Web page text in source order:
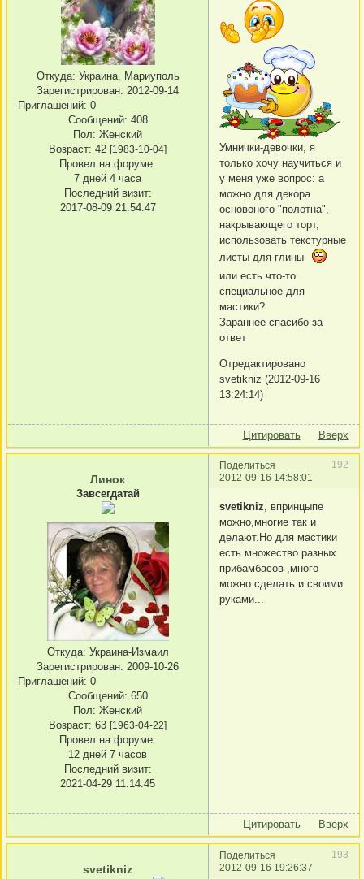
Откуда: Украина, Мариуполь
Зарегистрирован: 2012-09-14
Приглашений: 0
Сообщений: 408
Пол: Женский
Возраст: 42 [1983-10-04]
Провел на форуме:
7 дней 4 часа
Последний визит:
2017-08-09 21:54:47
Умнички-девочки, я
только хочу научиться и
у меня уже вопрос: а
можно для декора
основоного "полотна",
накрывающего торт,
использовать текстурные
листы для глины
или есть что-то
специальное для
мастики?
Зараннее спасибо за
ответ
Отредактировано
svetikniz (2012-09-16
13:24:14)
Цитировать Вверх
Поделиться
192
2012-09-16 14:58:01
Линок
Завсегдатай
Откуда: Украина-Измаил
Зарегистрирован: 2009-10-26
Приглашений: 0
Сообщений: 650
Пол: Женский
Возраст: 63 [1963-04-22]
Провел на форуме:
12 дней 7 часов
Последний визит:
2021-04-29 11:14:45
svetikniz , впринцыпе
можно,многие так и
делают.Но для мастики
есть множество разных
прибамбасов ,много
можно сделать и своими
руками...
Цитировать Вверх
Поделиться
193
2012-09-16 19:26:37
svetikniz